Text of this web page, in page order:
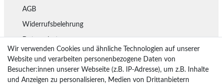
AGB
Widerrufsbelehrung
Lieferung
Rückgaberecht
Wir verwenden Cookies und ähnliche Technologien auf unserer
Website und verarbeiten personenbezogene Daten von
Besucher:innen unserer Webseite (z.B. IP-Adresse), um z.B. Inhalte
und Anzeigen zu personalisieren, Medien von Drittanbietern